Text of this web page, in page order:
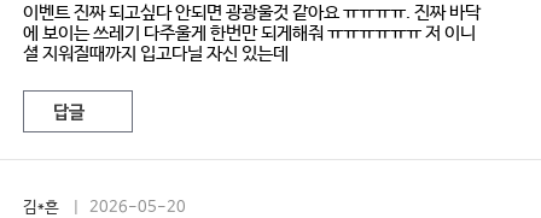
이벤트 진짜 되고싶다 안되면 광광울것 같아요 ㅠㅠㅠㅠ. 진짜 바닥
에 보이는 쓰레기 다주울게 한번만 되게해줘 ㅠㅠㅠㅠㅠㅠ 저 이니
셜 지워질때까지 입고다닐 자신 있는데
답글
김*흔 | 2026-05-20